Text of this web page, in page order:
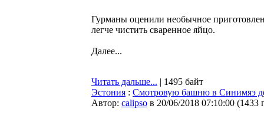
Гурманы оценили необычное
легче чистить сваренное яйцо.
Далее...
Читать дальше... | 1495 байт
Эстония : Смотровую башню в Синимяэ
Автор: calipso в 20/06/2018 07:10:00 (1433